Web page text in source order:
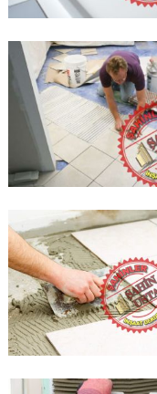
İnşaat Dekorasyon,
uzman kadrosuyla
sunuyor
Sayfaya Git
İnşaat Dekorasyon,
uzman kadrosuyla
sunuyor
Sayfaya Git
sanat eseri gibi